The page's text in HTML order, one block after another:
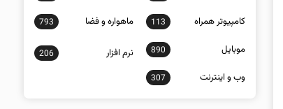
كامپيوتر همراه 113 ماهواره و فضا 793
موبايل 890 نرم افزار 206
وب و اينترنت 307